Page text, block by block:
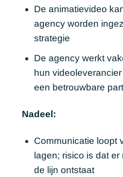
De animatievideo
agency worden
strategie
De agency werkt
hun
een betrouwbare
Nadeel:
Communicatie loopt
lagen; risico is dat
de lijn ontstaat